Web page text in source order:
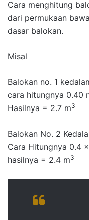
Cara menghitung
dari permukaan
dasar balokan.
Misal
Balokan no. 1
cara hitungnya 0.40
Hasilnya = 2.7 m3
Balokan No. 2
Cara Hitungnya 0.4
hasilnya = 2.4 m3